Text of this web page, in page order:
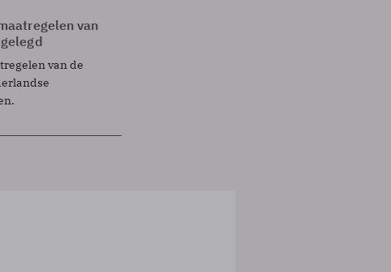
van
van de